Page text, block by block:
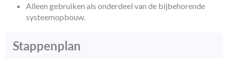
Alleen gebruiken als onderdeel van de bijbehorende
systeemopbouw.
Stappenplan